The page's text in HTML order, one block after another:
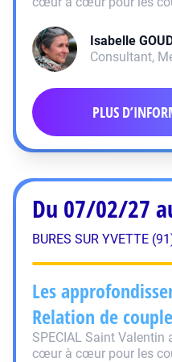
Isabelle
Consultant,
PLUS
Du 07/02/27
BURES SUR YVETTE
Les
Relation de couple
SPECIAL Saint Valentin
cœur à cœur pour les